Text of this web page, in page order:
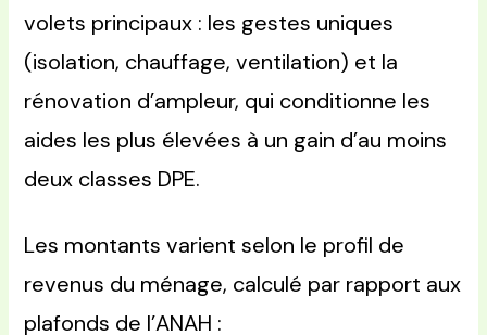
volets principaux : les gestes uniques
(isolation, chauffage, ventilation) et la
rénovation d’ampleur, qui conditionne les
aides les plus élevées à un gain d’au moins
deux classes DPE.
Les montants varient selon le profil de
revenus du ménage, calculé par rapport aux
plafonds de l’ANAH :